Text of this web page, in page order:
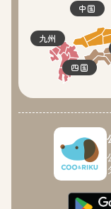
四国
中国
九州